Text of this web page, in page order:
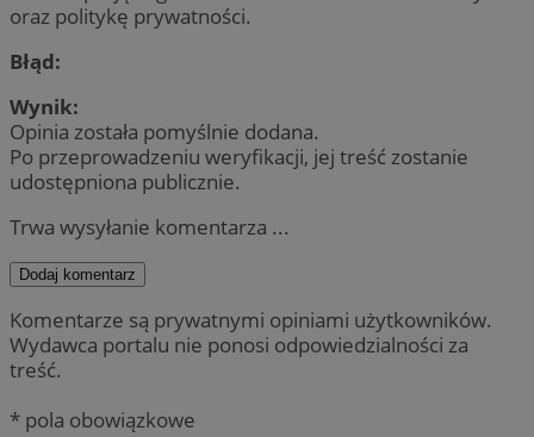
oraz politykę prywatności.
Błąd:
Wynik:
Opinia została pomyślnie dodana.
Po przeprowadzeniu weryfikacji, jej treść zostanie
udostępniona publicznie.
Trwa wysyłanie komentarza ...
Dodaj komentarz
Komentarze są prywatnymi opiniami użytkowników.
Wydawca portalu nie ponosi odpowiedzialności za
treść.
* pola obowiązkowe